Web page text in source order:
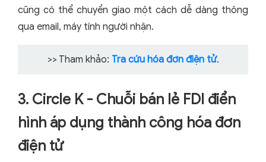
cũng có thể chuyển giao một cách dễ dàng thông
qua email, máy tính người nhận.
>> Tham khảo: Tra cứu hóa đơn điện tử.
3. Circle K - Chuỗi bán lẻ FDI điển
hình áp dụng thành công hóa đơn
điện tử